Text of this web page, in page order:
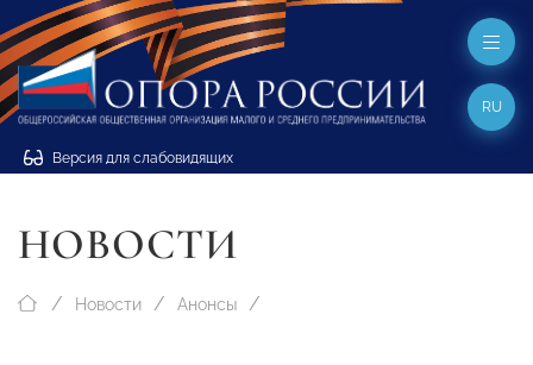
Версия для слабовидящих
RU
НОВОСТИ
Новости Анонсы